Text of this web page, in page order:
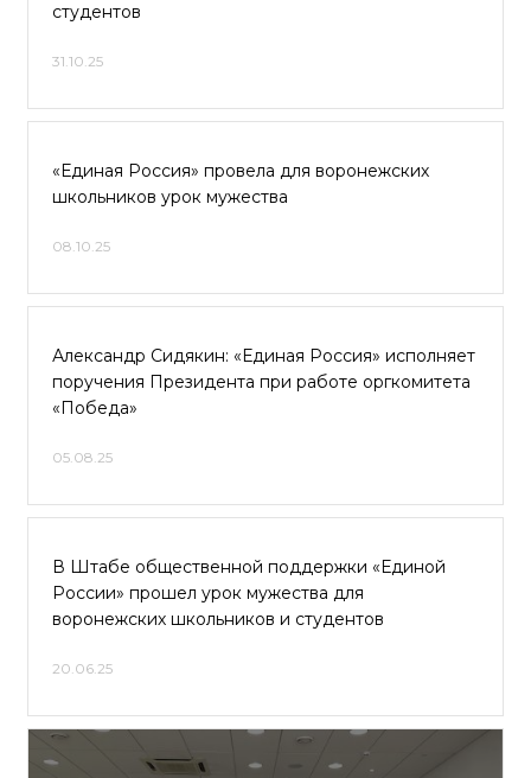
студентов
31.10.25
«Единая Россия» провела для воронежских
школьников урок мужества
08.10.25
Александр Сидякин: «Единая Россия» исполняет
поручения Президента при работе оргкомитета
«Победа»
05.08.25
В Штабе общественной поддержки «Единой
России» прошел урок мужества для
воронежских школьников и студентов
20.06.25